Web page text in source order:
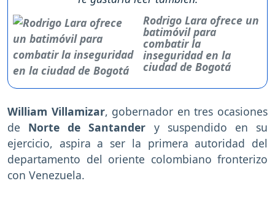
Rodrigo Lara ofrece un
batimóvil para
combatir la
inseguridad en la
ciudad de Bogotá
William Villamizar, gobernador en tres ocasiones
de Norte de Santander y suspendido en su
ejercicio, aspira a ser la primera autoridad del
departamento del oriente colombiano fronterizo
con Venezuela.